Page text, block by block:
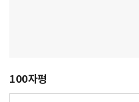
100자평